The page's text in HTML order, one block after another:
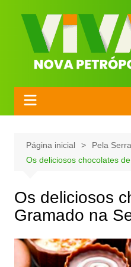
Página inicial
Pela
Os deliciosos chocolates
Os deliciosos
Gramado na